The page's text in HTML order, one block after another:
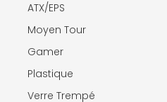
ATX/EPS
Moyen Tour
Gamer
Plastique
Verre Trempé